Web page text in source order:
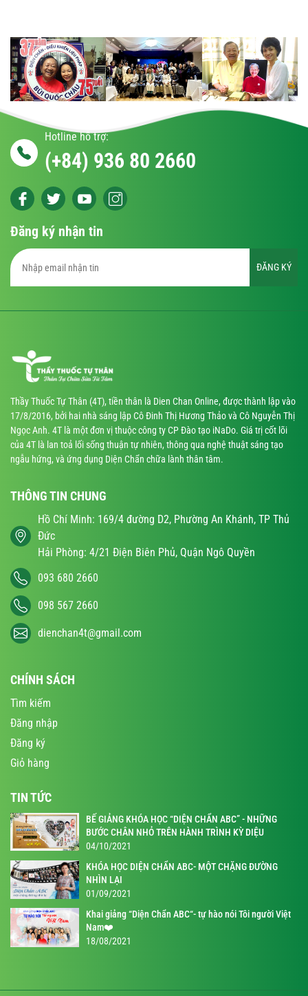
Hotline hỗ trợ:
(+84) 936 80 2660
Đăng ký nhận tin
ĐĂNG KÝ
Thầy Thuốc Tự Thân (4T), tiền thân là Dien Chan Online, được thành lập vào
17/8/2016, bởi hai nhà sáng lập Cô Đinh Thị Hương Thảo và Cô Nguyễn Thị
Ngọc Anh. 4T là một đơn vị thuộc công ty CP Đào tạo iNaDo. Giá trị cốt lõi
của 4T là lan toả lối sống thuận tự nhiên, thông qua nghệ thuật sáng tạo
ngẫu hứng, và ứng dụng Diện Chẩn chữa lành thân tâm.
THÔNG TIN CHUNG
Hồ Chí Minh: 169/4 đường D2, Phường An Khánh, TP Thủ
Đức
Hải Phòng: 4/21 Điện Biên Phủ, Quận Ngô Quyền
093 680 2660
098 567 2660
dienchan4t@gmail.com
CHÍNH SÁCH
Tìm kiếm
Đăng nhập
Đăng ký
Giỏ hàng
TIN TỨC
BẾ GIẢNG KHÓA HỌC “DIỆN CHẨN ABC” - NHỮNG
BƯỚC CHÂN NHỎ TRÊN HÀNH TRÌNH KỲ DIỆU
04/10/2021
KHÓA HỌC DIỆN CHẨN ABC- MỘT CHẶNG ĐƯỜNG
NHÌN LẠI
01/09/2021
Khai giảng “Diện Chẩn ABC“- tự hào nói Tôi người Việt
Nam❤️
18/08/2021